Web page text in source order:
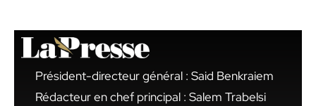
Président-directeur général : Said Benkraiem
Rédacteur en chef principal : Salem Trabelsi